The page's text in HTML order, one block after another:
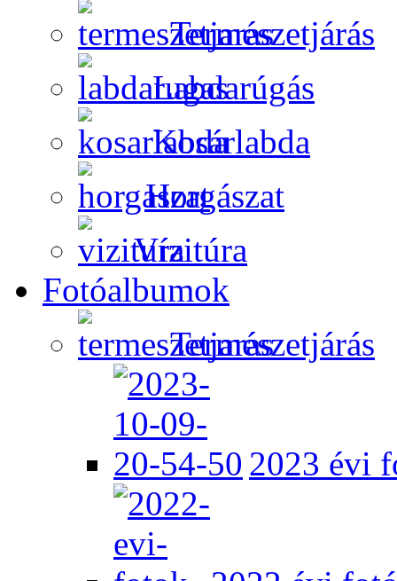
Természetjárás
Labdarúgás
Kosárlabda
Horgászat
Vízitúra
Fotóalbumok
Természetjárás
2023 évi